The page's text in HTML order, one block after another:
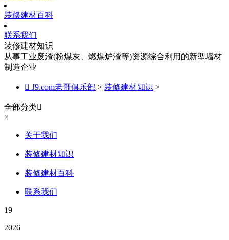
装修建材百科
联系我们
装修建材知识
从事工业废渣(粉煤灰、燃煤炉渣等)资源综合利用的新型墙材
制造企业
 J9.com老哥俱乐部 > 装修建材知识 >
全部分类
×
关于我们
装修建材知识
装修建材百科
联系我们
19
2026